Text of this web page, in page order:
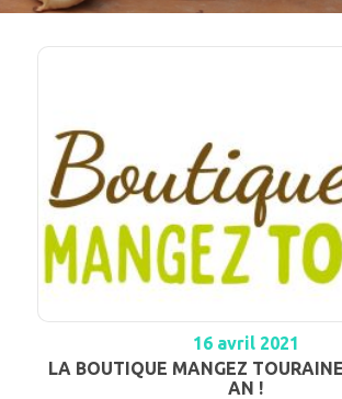
16 avril 2021
LA BOUTIQUE MANGEZ
AN !